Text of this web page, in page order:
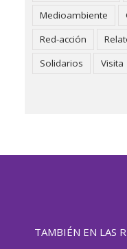
Medioambiente
Red-acción
Solidarios
Visita
TAMBIÉN EN LAS